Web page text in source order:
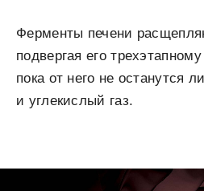
Ферменты печени
подвергая его
пока от него не останутся
и углекислый газ.